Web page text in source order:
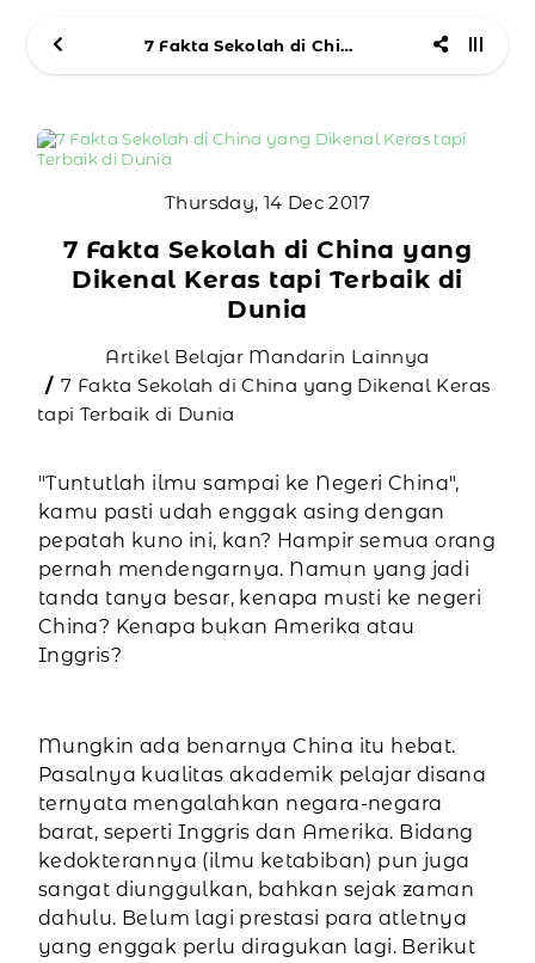
7 Fakta Sekolah di China yang Dikenal Keras tapi Terbaik di Dunia
Thursday, 14 Dec 2017
7 Fakta Sekolah di China yang
Dikenal Keras tapi Terbaik di
Dunia
Artikel Belajar Mandarin Lainnya
7 Fakta Sekolah di China yang Dikenal Keras
tapi Terbaik di Dunia
"Tuntutlah ilmu sampai ke Negeri China",
kamu pasti udah enggak asing dengan
pepatah kuno ini, kan? Hampir semua orang
pernah mendengarnya. Namun yang jadi
tanda tanya besar, kenapa musti ke negeri
China? Kenapa bukan Amerika atau
Inggris?
Mungkin ada benarnya China itu hebat.
Pasalnya kualitas akademik pelajar disana
ternyata mengalahkan negara-negara
barat, seperti Inggris dan Amerika. Bidang
kedokterannya (ilmu ketabiban) pun juga
sangat diunggulkan, bahkan sejak zaman
dahulu. Belum lagi prestasi para atletnya
yang enggak perlu diragukan lagi. Berikut